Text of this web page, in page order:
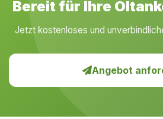
Bereit für Ihre
Jetzt kostenloses und
Angebot